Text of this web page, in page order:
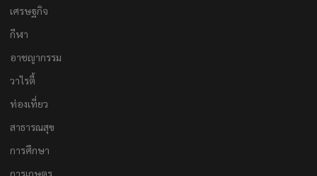
เศรษฐกิจ
กีฬา
อาชญากรรม
วาไรตี้
ท่องเที่ยว
สาธารณสุข
การศึกษา
การเกษตร